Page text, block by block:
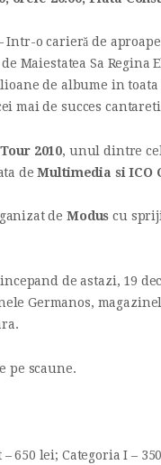
Intr-o carieră de
Maiestatea Sa Regina
de albume in
mai de succes
2010, unul dintre
deMultimedia si ICO
deModus cu
de astazi, 19
Germanos,
pe scaune.
650 lei; Categoria I –